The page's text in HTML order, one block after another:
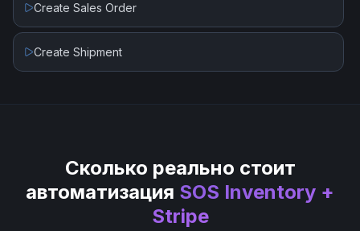
List Payouts
Create Sales Order
Create Shipment
Сколько реально стоит
автоматизация SOS Inventory +
Stripe